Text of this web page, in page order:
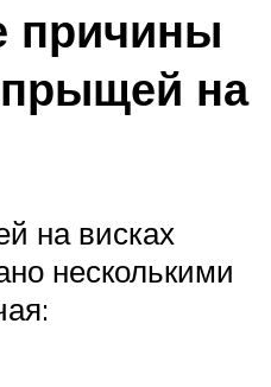
причины
на
на висках
несколькими